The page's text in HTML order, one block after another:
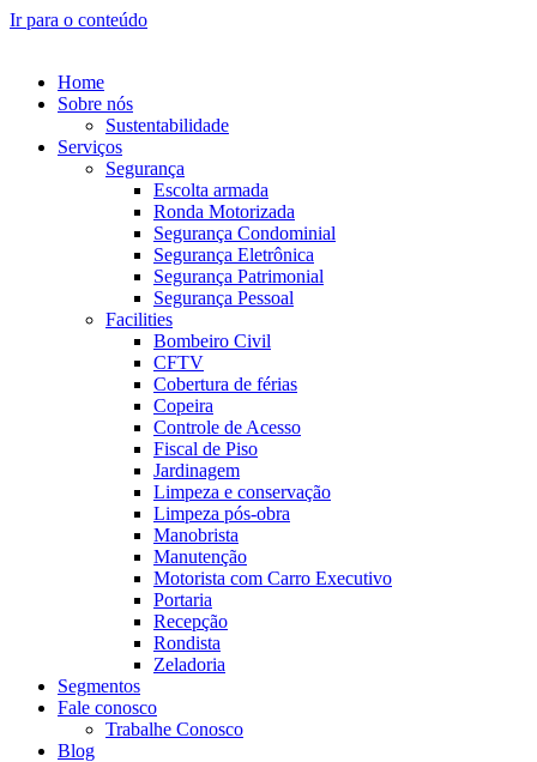
Ir para o conteúdo
Home
Sobre nós
Sustentabilidade
Serviços
Segurança
Escolta armada
Ronda Motorizada
Segurança Condominial
Segurança Eletrônica
Segurança Patrimonial
Segurança Pessoal
Facilities
Bombeiro Civil
CFTV
Cobertura de férias
Copeira
Controle de Acesso
Fiscal de Piso
Jardinagem
Limpeza e conservação
Limpeza pós-obra
Manobrista
Manutenção
Motorista com Carro Executivo
Portaria
Recepção
Rondista
Zeladoria
Segmentos
Fale conosco
Trabalhe Conosco
Blog